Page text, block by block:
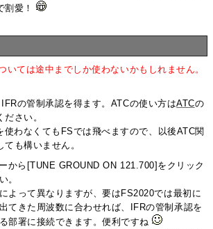
割愛！
いては途中までしか使わないかもしれません。
の管制承認を得ます。ATCの使い方はATCの
さい。
使わなくてもFSでは飛べますので、以後ATC関
も構いません。
から[TUNE GROUND ON 121.700]をクリック
。
よって異なりますが、要はFS2020では最初に
てきた周波数に合わせれば、IFRの管制承認を
部署に接続できます。便利ですね